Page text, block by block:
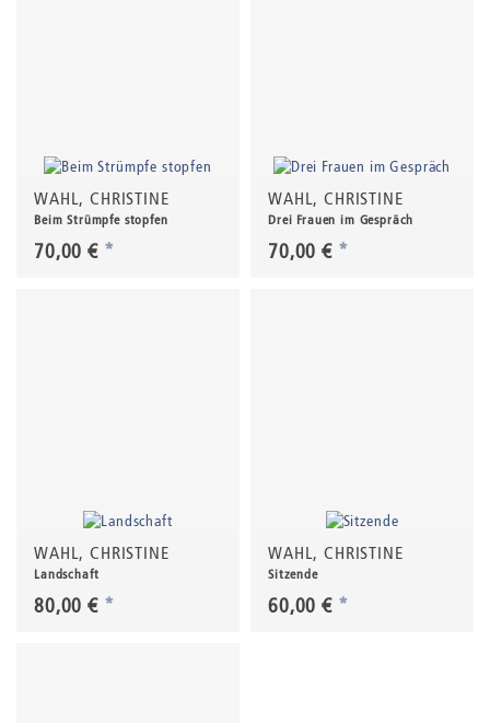
WAHL, CHRISTINE
Beim Strümpfe stopfen
70,00 € *
WAHL, CHRISTINE
Drei Frauen im Gespräch
70,00 € *
WAHL, CHRISTINE
Landschaft
80,00 € *
WAHL, CHRISTINE
Sitzende
60,00 € *